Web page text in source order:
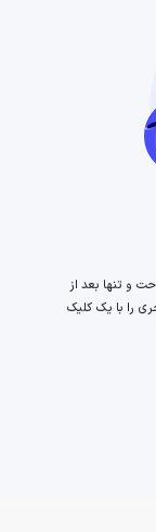
و تنها بعد از
را با یک کلیک